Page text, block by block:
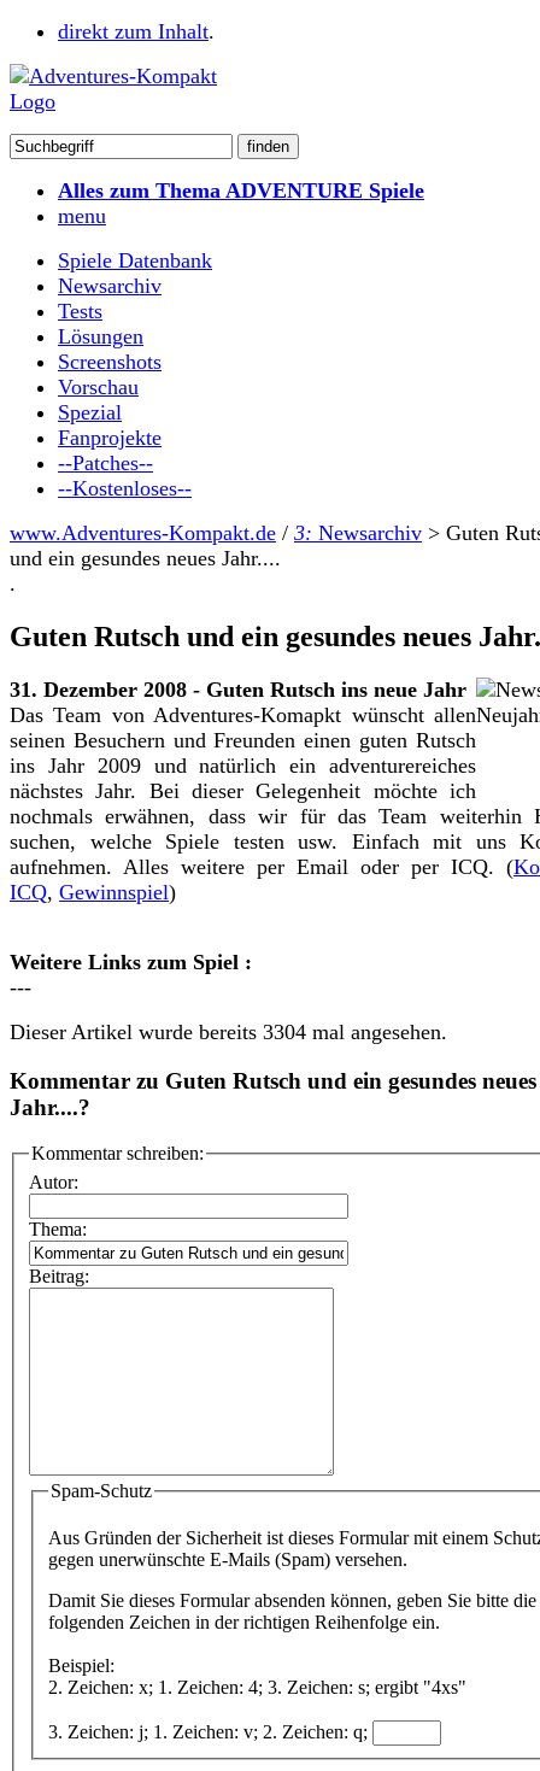
direkt zum Inhalt.
Alles zum Thema ADVENTURE Spiele
menu
Spiele Datenbank
Newsarchiv
Tests
Lösungen
Screenshots
Vorschau
Spezial
Fanprojekte
--Patches--
--Kostenloses--
www.Adventures-Kompakt.de / 3: Newsarchiv > Guten
und ein gesundes neues Jahr....
.
Guten Rutsch und ein gesundes neues
31. Dezember 2008 - Guten Rutsch ins neue Jahr
Das Team von Adventures-Komapkt wünscht allen
seinen Besuchern und Freunden einen guten Rutsch
ins Jahr 2009 und natürlich ein adventurereiches
nächstes Jahr. Bei dieser Gelegenheit möchte ich
nochmals erwähnen, dass wir für das Team weiterhin
suchen, welche Spiele testen usw. Einfach mit uns
aufnehmen. Alles weitere per Email oder per ICQ. (
ICQ, Gewinnspiel)
Weitere Links zum Spiel :
---
Dieser Artikel wurde bereits 3304 mal angesehen.
Kommentar zu Guten Rutsch und ein gesundes neues
Jahr....?
Kommentar schreiben:
Autor:
Thema:
Beitrag:
Spam-Schutz
Aus Gründen der Sicherheit ist dieses Formular mit einem
gegen unerwünschte E-Mails (Spam) versehen.
Damit Sie dieses Formular absenden können, geben Sie bitte die
folgenden Zeichen in der richtigen Reihenfolge ein.
Beispiel:
2. Zeichen: x; 1. Zeichen: 4; 3. Zeichen: s; ergibt "4xs"
3. Zeichen: j; 1. Zeichen: v; 2. Zeichen: q;